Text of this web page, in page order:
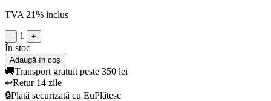
TVA 21% inclus
- 1 +
În stoc
Adaugă în coș
🚚Transport gratuit peste 350 lei
↩️Retur 14 zile
🔒Plată securizată cu EuPlătesc